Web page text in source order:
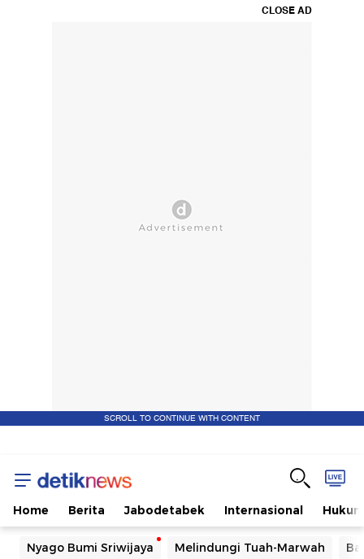
CLOSE AD
SCROLL TO CONTINUE WITH CONTENT
Home Berita Jabodetabek Internasional Hukum
Nyago Bumi Sriwijaya Melindungi Tuah-Marwah